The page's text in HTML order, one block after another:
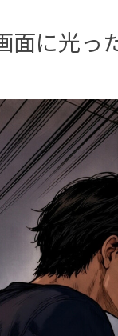
面に光っ